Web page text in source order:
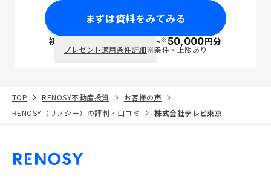
まずは資料をみてみる
初回面談で ポイント※50,000円分
プレゼント適用条件詳細※条件・上限あり
TOP RENOSY不動産投資
お客様の声
RENOSY（リノシー）の評判・口コミ
株式会社テレビ東京